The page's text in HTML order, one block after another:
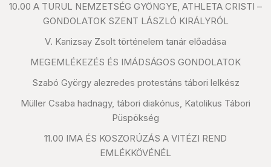
10.00 A TURUL NEMZETSÉG GYÖNGYE, ATHLETA CRISTI –
GONDOLATOK SZENT LÁSZLÓ KIRÁLYRÓL
V. Kanizsay Zsolt történelem tanár előadása
MEGEMLÉKEZÉS ÉS IMÁDSÁGOS GONDOLATOK
Szabó György alezredes protestáns tábori lelkész
Müller Csaba hadnagy, tábori diakónus, Katolikus Tábori
Püspökség
11.00 IMA ÉS KOSZORÚZÁS A VITÉZI REND
EMLÉKKÖVÉNÉL